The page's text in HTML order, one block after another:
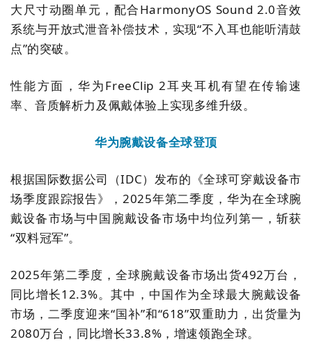
大尺寸动圈单元，配合HarmonyOS Sound 2.0音效
系统与开放式泄音补偿技术，实现“不入耳也能听清鼓
点”的突破。
性能方面，华为FreeClip 2耳夹耳机有望在传输速
率、音质解析力及佩戴体验上实现多维升级。
华为腕戴设备全球登顶
根据国际数据公司（IDC）发布的《全球可穿戴设备市
场季度跟踪报告》，2025年第二季度，华为在全球腕
戴设备市场与中国腕戴设备市场中均位列第一，斩获
“双料冠军”。
2025年第二季度，全球腕戴设备市场出货492万台，
同比增长12.3%。其中，中国作为全球最大腕戴设备
市场，二季度迎来“国补”和“618”双重助力，出货量为
2080万台，同比增长33.8% ，增速领跑全球。